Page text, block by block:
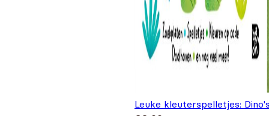
Leuke kleuterspelletjes: